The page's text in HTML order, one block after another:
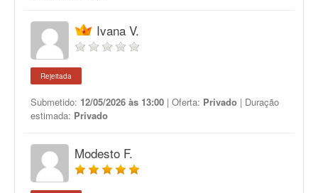
Ivana V.
Rejeitada
Submetido: 12/05/2026 às 13:00 | Oferta: Privado | Duração
estimada: Privado
Modesto F.